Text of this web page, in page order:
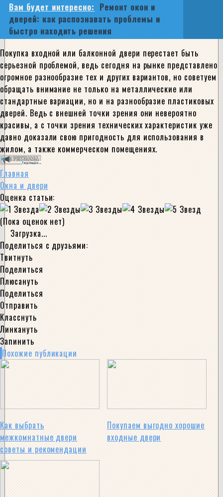
Вам будет интересно: Ремонт окон и
дверей: как распознавать проблемы и
быстро находить решения
Покупка входной или балконной двери перестает быть
серьезной проблемой, ведь сегодня на рынке представлено
огромное разнообразие тех и других вариантов, но советуем
обращать внимание не только на металлические или
стандартные вариации, но и на разнообразие пластиковых
дверей. Ведь с внешней точки зрения они невероятно
красивы, а с точки зрения технических характеристик уже
давно доказали свою пригодность для использования в
жилом, а также коммерческом помещениях.
Главная
Окна и двери
Оценка статьи:
(Пока оценок нет)
Загрузка...
Поделиться с друзьями:
Твитнуть
Поделиться
Плюсануть
Поделиться
Отправить
Класснуть
Линкануть
Запинить
Похожие публикации
Как выбрать
межкомнатные двери
советы и рекомендации
Покупаем выгодно хорошие
входные двери